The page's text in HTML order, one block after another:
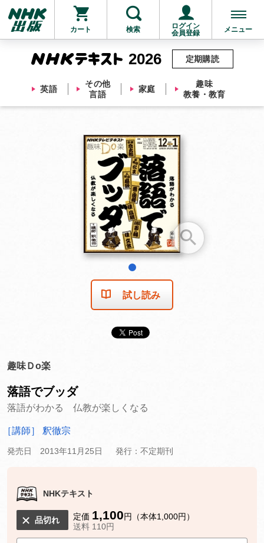
カート 検索
ログイン
会員登録
メニュー
2026
英語
その他
言語
家庭
趣味
教養・教育
定期購読
他にも商品を買う
試し読み
趣味Ｄo楽
落語でブッダ
落語がわかる 仏教が楽しくなる
［講師］ 釈徹宗
発売日 2013年11月25日 発行：不定期刊
NHKテキスト
品切れ 定価 1,100円（本体1,000円）
送料 110円